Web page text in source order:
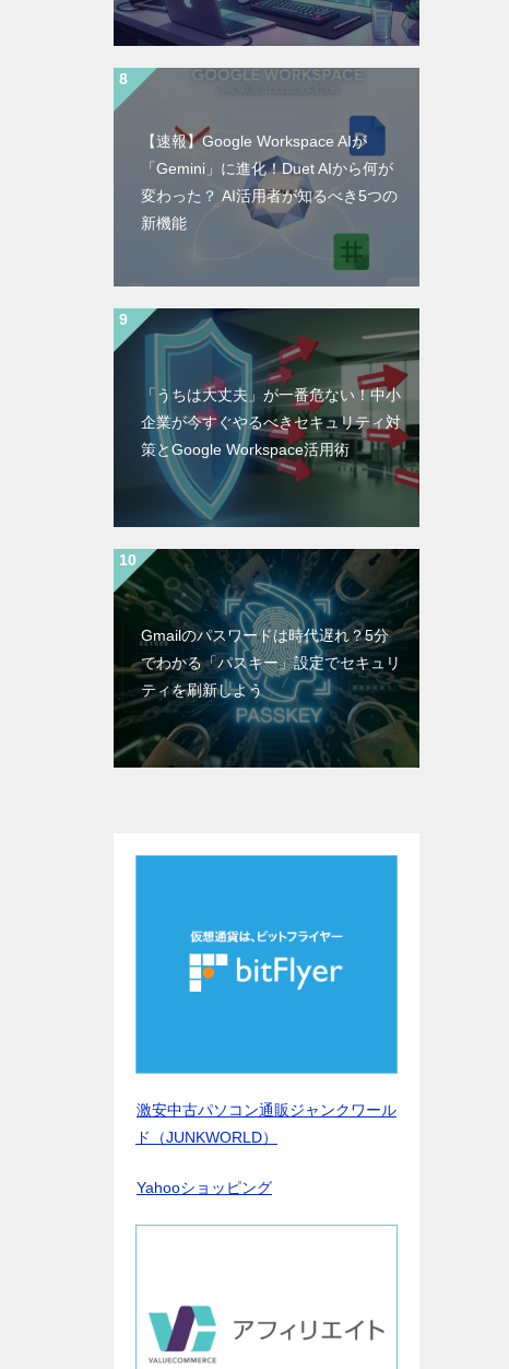
【速報】Google Workspace AIが
「Gemini」に進化！Duet AIから何が
変わった？ AI活用者が知るべき5つの
新機能
「うちは大丈夫」が一番危ない！中小
企業が今すぐやるべきセキュリティ対
策とGoogle Workspace活用術
Gmailのパスワードは時代遅れ？5分
でわかる「パスキー」設定でセキュリ
ティを刷新しよう
激安中古パソコン通販ジャンクワール
ド（JUNKWORLD）
Yahooショッピング